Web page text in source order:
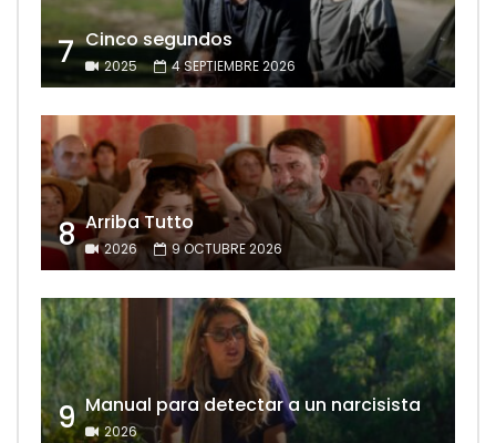
7 Cinco segundos
2025 4 SEPTIEMBRE 2026
8 Arriba Tutto
2026 9 OCTUBRE 2026
9 Manual para detectar a un narcisista
2026